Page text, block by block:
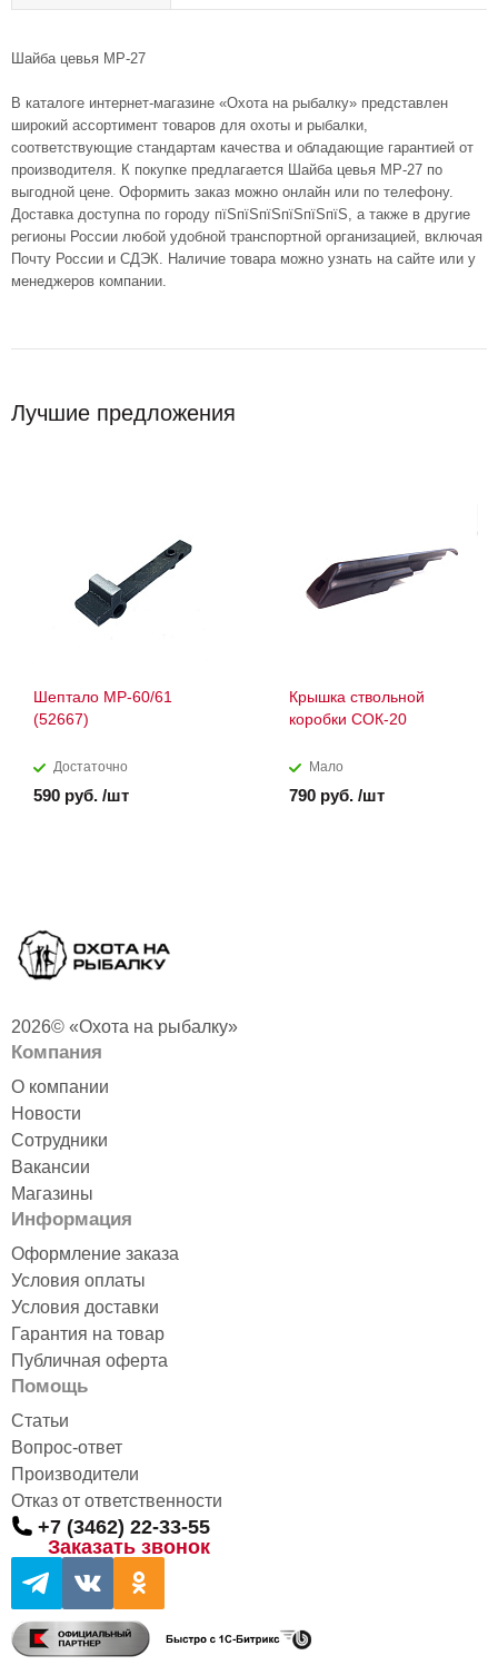
Шайба цевья МР-27
В каталоге интернет-магазине «Охота на рыбалку» представлен
широкий ассортимент товаров для охоты и рыбалки,
соответствующие стандартам качества и обладающие гарантией от
производителя. К покупке предлагается Шайба цевья МР-27 по
выгодной цене. Оформить заказ можно онлайн или по телефону.
Доставка доступна по городу пїЅпїЅпїЅпїЅпїЅпїЅ, а также в другие
регионы России любой удобной транспортной организацией, включая
Почту России и СДЭК. Наличие товара можно узнать на сайте или у
менеджеров компании.
Лучшие предложения
Шептало МР-60/61
(52667)
Достаточно
590 руб. /шт
Крышка ствольной
коробки СОК-20
Мало
790 руб. /шт
2026© «Охота на рыбалку»
Компания
О компании
Новости
Сотрудники
Вакансии
Магазины
Информация
Оформление заказа
Условия оплаты
Условия доставки
Гарантия на товар
Публичная оферта
Помощь
Статьи
Вопрос-ответ
Производители
Отказ от ответственности
+7 (3462) 22-33-55
Заказать звонок